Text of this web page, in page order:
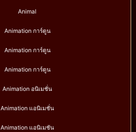
Animal
Animation การ์ตูน
Animation การ์ตูน
Animation การ์ตูน
Animation อนิเมชั่น
Animation แอนิเมชั่น
Animation แอนิเมชัน